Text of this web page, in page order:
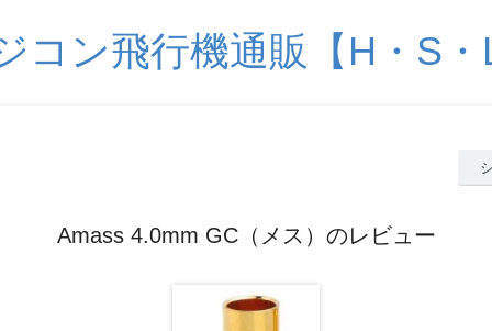
コン飛行機通販【H・S・L
Amass 4.0mm GC（メス）のレビュー